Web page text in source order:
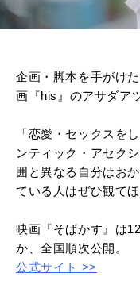
企画・脚本を手がけ
画『his』のアサダア
「恋愛・セックスを
ンティック・アセク
囲と異なる自分はお
ている人はぜひ観てほ
映画『そばかす』は
か、全国順次公開。
公式サイト >>